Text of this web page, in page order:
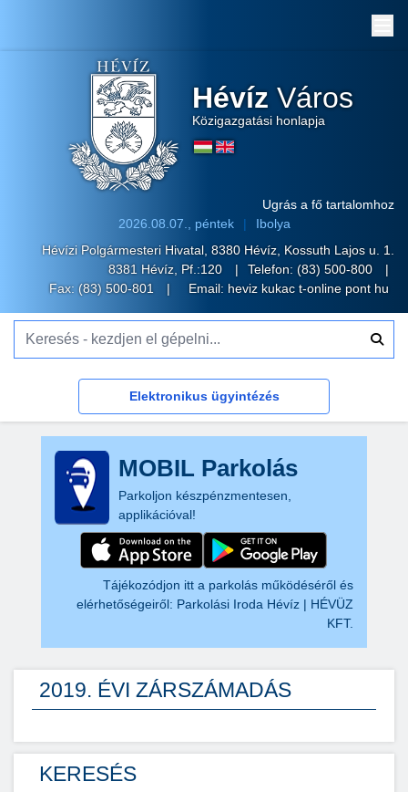
Hévíz Város
Közigazgatási honlapja
Ugrás a fő tartalomhoz
2026.08.07., péntek
Ibolya
Hévízi Polgármesteri Hivatal, 8380 Hévíz, Kossuth Lajos u. 1.
8381 Hévíz, Pf.:120
Telefon: (83) 500-800
Fax: (83) 500-801
Email: heviz kukac t-online pont hu
Elektronikus ügyintézés
MOBIL Parkolás
Parkoljon készpénzmentesen,
applikációval!
Tájékozódjon itt a parkolás működéséről és
elérhetőségeiről: Parkolási Iroda Hévíz | HÉVÜZ
KFT.
2019. ÉVI ZÁRSZÁMADÁS
KERESÉS